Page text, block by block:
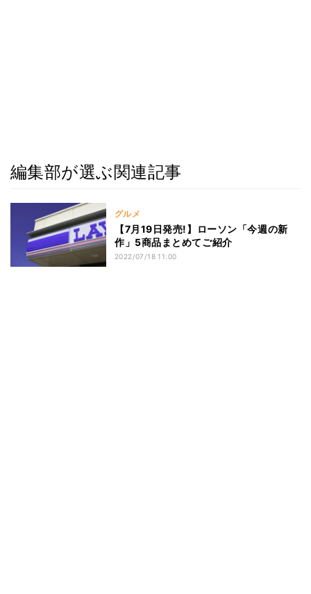
編集部が選ぶ関連記事
グルメ
【7月19日発売!】ローソン「今週の新
作」5商品まとめてご紹介
2022/07/18 11:00